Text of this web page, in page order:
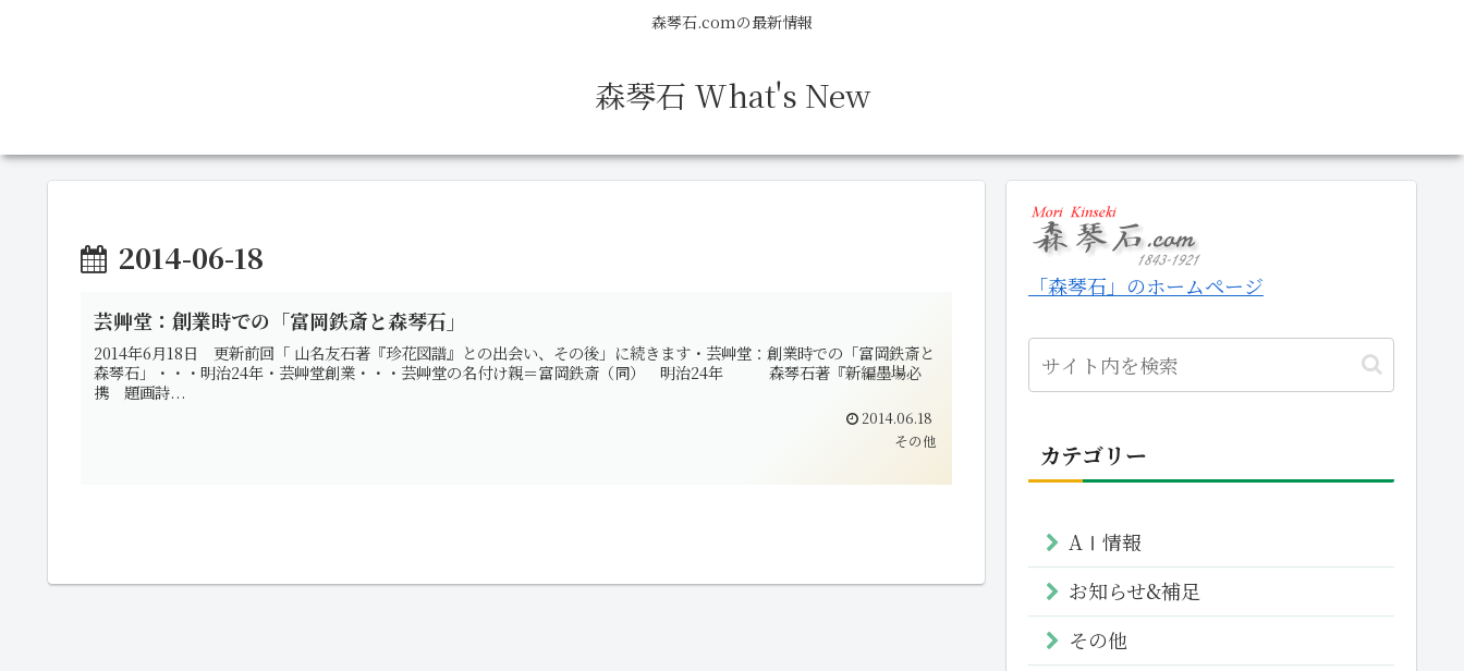
森琴石.comの最新情報
森琴石 What's New
2014-06-18
芸艸堂：創業時での「富岡鉄斎と森琴石」
2014年6月18日 更新前回「 山名友石著『珍花図譜』との出会い、その後」に続きます・芸艸堂：創業時での「富岡鉄斎と
森琴石」・・・明治24年・芸艸堂創業・・・芸艸堂の名付け親＝富岡鉄斎（同） 明治24年 森琴石著『新編墨場必
携 題画詩...
2014.06.18
その他
「森琴石」のホームページ
カテゴリー
AⅠ情報
お知らせ&補足
その他